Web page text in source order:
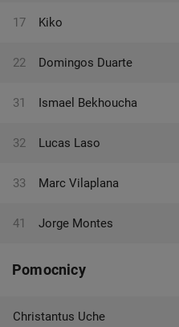
17 Kiko
22 Domingos Duarte
31 Ismael Bekhoucha
32 Lucas Laso
33 Marc Vilaplana
41 Jorge Montes
Pomocnicy
Christantus Uche